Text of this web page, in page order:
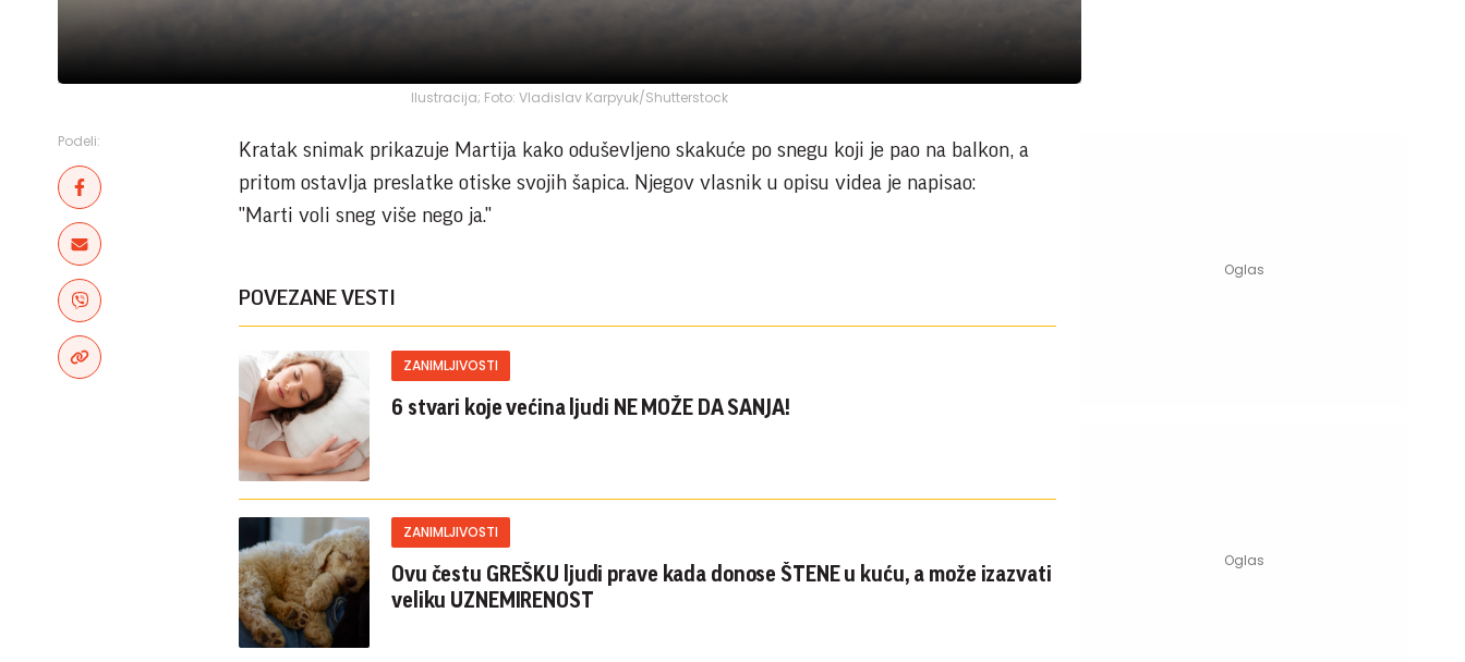
Ilustracija; Foto: Vladislav Karpyuk/Shutterstock
Podeli:
Kratak snimak prikazuje Martija kako oduševljeno skakuće po snegu koji je pao na balkon, a
pritom ostavlja preslatke otiske svojih šapica. Njegov vlasnik u opisu videa je napisao:
"Marti voli sneg više nego ja."
POVEZANE VESTI
ZANIMLJIVOSTI
6 stvari koje većina ljudi NE MOŽE DA SANJA!
ZANIMLJIVOSTI
Ovu čestu GREŠKU ljudi prave kada donose ŠTENE u kuću, a može izazvati
veliku UZNEMIRENOST